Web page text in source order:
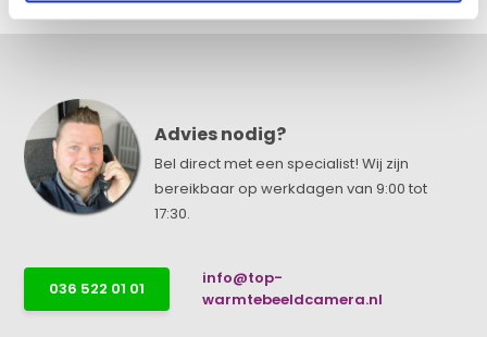
Advies nodig?
Bel direct met een specialist! Wij zijn
bereikbaar op werkdagen van 9:00 tot
17:30.
036 522 01 01
info@top-
warmtebeeldcamera.nl